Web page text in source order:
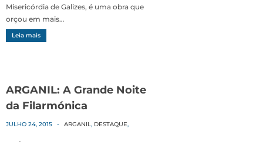
Misericórdia de Galizes, é uma obra que
orçou em mais…
Leia mais
ARGANIL: A Grande Noite
da Filarmónica
JULHO 24, 2015 - ARGANIL, DESTAQUE,